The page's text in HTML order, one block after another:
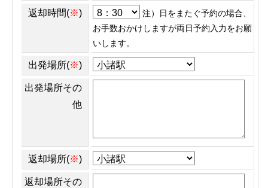
返却時間(※)
注）日をまたぐ予約の場合、
お手数おかけしますが両日予約入力をお願
いします。
出発場所(※)
出発場所その
他
返却場所(※)
返却場所その